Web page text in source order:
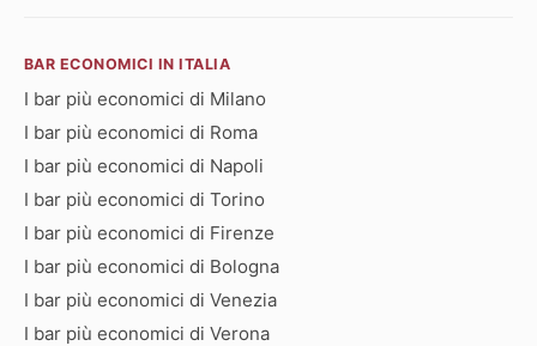
BAR ECONOMICI IN ITALIA
I bar più economici di Milano
I bar più economici di Roma
I bar più economici di Napoli
I bar più economici di Torino
I bar più economici di Firenze
I bar più economici di Bologna
I bar più economici di Venezia
I bar più economici di Verona